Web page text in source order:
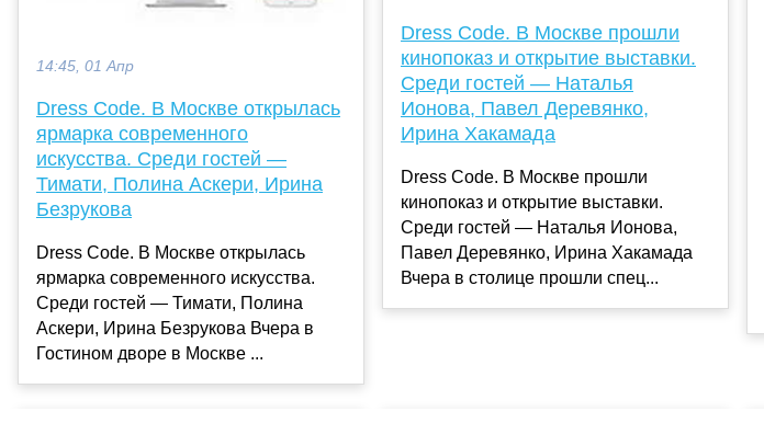
14:45, 01 Апр
Dress Code. В Москве открылась
ярмарка современного
искусства. Среди гостей —
Тимати, Полина Аскери, Ирина
Безрукова
Dress Code. В Москве открылась
ярмарка современного искусства.
Среди гостей — Тимати, Полина
Аскери, Ирина Безрукова Вчера в
Гостином дворе в Москве ...
Dress Code. В Москве прошли
кинопоказ и открытие выставки.
Среди гостей — Наталья
Ионова, Павел Деревянко,
Ирина Хакамада
Dress Code. В Москве прошли
кинопоказ и открытие выставки.
Среди гостей — Наталья Ионова,
Павел Деревянко, Ирина Хакамада
Вчера в столице прошли спец...